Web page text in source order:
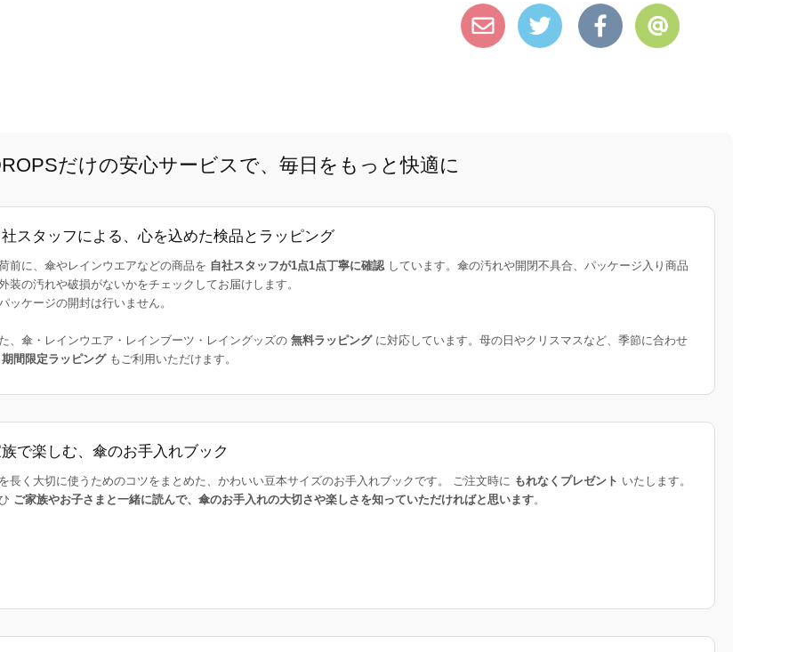
だけの安心サービスで、毎日をもっと快適に
スタッフによる、心を込めた検品とラッピング
前に、傘やレインウエアなどの商品を 自社スタッフが1点1点丁寧に確認しています。傘の汚れや開閉不具合、パッケージ入り商品
装の汚れや破損がないかをチェックしてお届けします。
ッケージの開封は行いません。
、傘・レインウエア・レインブーツ・レイングッズの 無料ラッピングに対応しています。母の日やクリスマスなど、季節に合わせ
期間限定ラッピングもご利用いただけます。
で楽しむ、傘のお手入れブック
長く大切に使うためのコツをまとめた、かわいい豆本サイズのお手入れブックです。 ご注文時に もれなくプレゼント いたします。
ご家族やお子さまと一緒に読んで、傘のお手入れの大切さや楽しさを知っていただければと思います。